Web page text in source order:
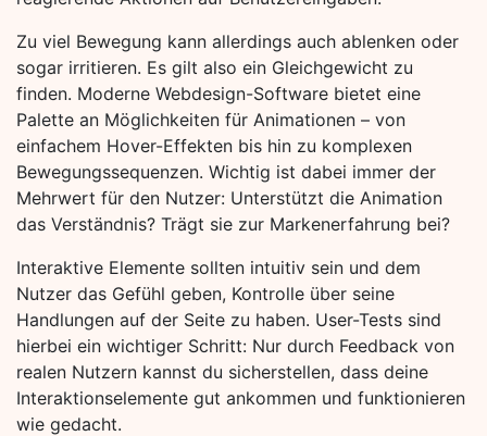
Zu viel Bewegung kann allerdings auch ablenken oder
sogar irritieren. Es gilt also ein Gleichgewicht zu
finden. Moderne Webdesign-Software bietet eine
Palette an Möglichkeiten für Animationen – von
einfachem Hover-Effekten bis hin zu komplexen
Bewegungssequenzen. Wichtig ist dabei immer der
Mehrwert für den Nutzer: Unterstützt die Animation
das Verständnis? Trägt sie zur Markenerfahrung bei?
Interaktive Elemente sollten intuitiv sein und dem
Nutzer das Gefühl geben, Kontrolle über seine
Handlungen auf der Seite zu haben. User-Tests sind
hierbei ein wichtiger Schritt: Nur durch Feedback von
realen Nutzern kannst du sicherstellen, dass deine
Interaktionselemente gut ankommen und funktionieren
wie gedacht.